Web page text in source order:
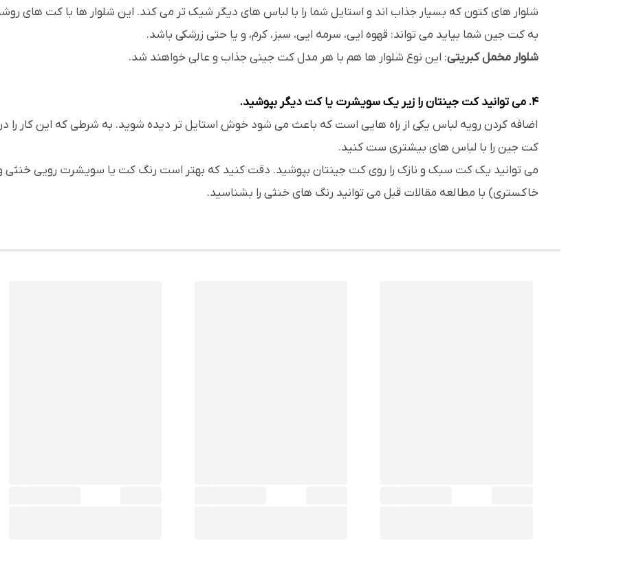
شلوار های کتون که بسیار جذاب اند و استایل شما را با لباس های دیگر شیک تر می کند. این شلوار ها با کت های
به کت جین شما بیاید می تواند: قهوه ایی، سرمه ایی، سبز، کرم، و یا حتی زرشکی باشد.
شلوار مخمل کبریتی: این نوع شلوار ها هم با هر مدل کت جینی جذاب و عالی خواهند شد.
4. می توانید کت جینتان را زیر یک سویشرت یا کت دیگر بپوشید.
اضافه کردن رویه لباس یکی از راه هایی است که باعث می شود خوش استایل تر دیده شوید. به شرطی که این کار را
کت جین را با لباس های بیشتری ست کنید.
می توانید یک کت سبک و نازک را روی کت جینتان بپوشید. دقت کنید که بهتر است رنگ کت یا سویشرت رویی خنثی و
خاکستری) با مطالعه مقالات قبل می توانید رنگ های خنثی را بشناسید.